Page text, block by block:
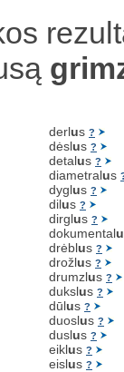
derlus ?
dėslus ?
detalus ?
diametralus
dyglus ?
dilus ?
dirglus ?
dokumentalu
drėblus ?
drožlus ?
drumzlus ?
dukslus ?
dūlus ?
duoslus ?
duslus ?
eiklus ?
eislus ?